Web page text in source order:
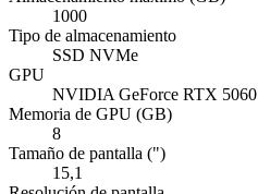
1000
Tipo de almacenamiento
SSD NVMe
GPU
NVIDIA GeForce RTX 5060
Memoria de GPU (GB)
8
Tamaño de pantalla (")
15,1